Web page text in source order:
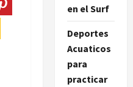
en el Surf
Deportes
Acuaticos
para
practicar